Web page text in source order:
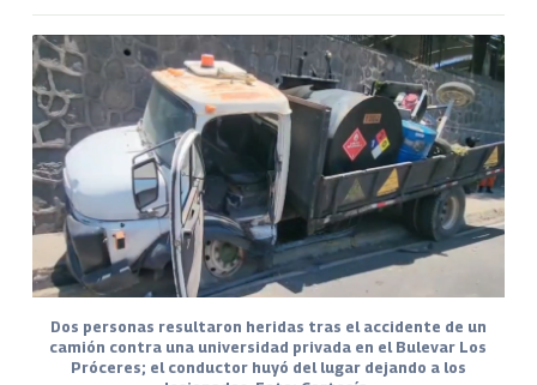
Dos personas resultaron heridas tras el accidente de un
camión contra una universidad privada en el Bulevar Los
Próceres; el conductor huyó del lugar dejando a los